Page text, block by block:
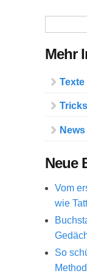
Mehr
Texte
Neue
Vom
wie
So